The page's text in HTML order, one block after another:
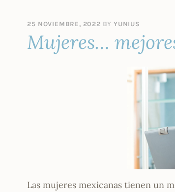
25 NOVIEMBRE, 2022 BY YUNIUS
Mujeres…
Las mujeres mexicanas tienen un